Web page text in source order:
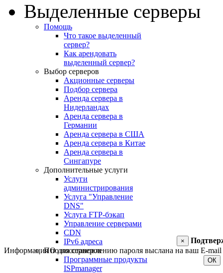
Выделенные серверы
Помощь
Что такое выделенный
сервер?
Как арендовать
выделенный сервер?
Выбор серверов
Акционные серверы
Подбор сервера
Аренда сервера в
Нидерландах
Аренда сервера в
Германии
Аренда сервера в США
Аренда сервера в Китае
Аренда сервера в
Сингапуре
Дополнительные услуги
Услуги
администрирования
Услуга "Управление
DNS"
Услуга FTP-бэкап
Управление серверами
CDN
IPv6 адреса
ПО для серверов
Программные продукты
ISPmanager
×
Информация по восстановлению пароля выслана на ваш E-
ОК